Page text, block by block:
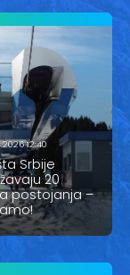
12:40
Srbije
20
postojanja –